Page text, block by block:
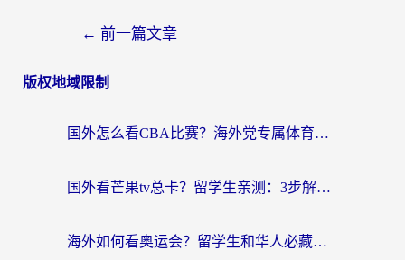
← 前一篇文章
版权地域限制
国外怎么看CBA比赛？海外党专属体育直播指南，告别地区限制看球自由
国外看芒果tv总卡？留学生亲测：3步解决地域限制+流畅追剧攻略
海外如何看奥运会？留学生和华人必藏的体育赛事观看终极指南